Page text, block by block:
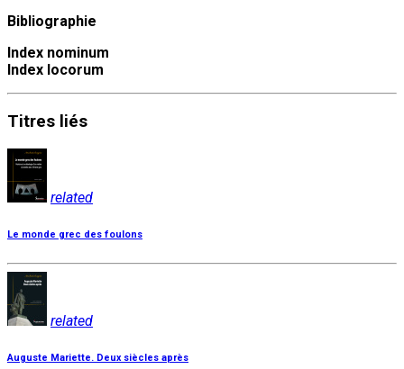
Bibliographie
Index nominum
Index locorum
Titres liés
related
Le monde grec des foulons
related
Auguste Mariette. Deux siècles après